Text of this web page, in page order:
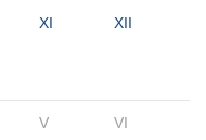
XI XII
V
VI